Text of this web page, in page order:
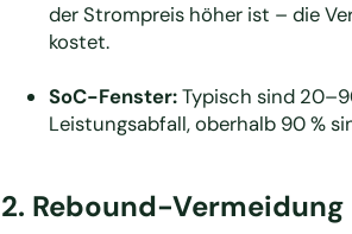
der Strompreis höher ist – die
kostet.
SoC-Fenster:Typisch sind
Leistungsabfall, oberhalb 90 %
2. Rebound-Vermeidung